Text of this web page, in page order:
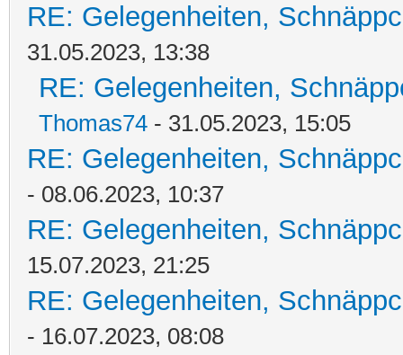
RE: Gelegenheiten,
31.05.2023, 13:38
RE: Gelegenheiten,
Thomas74 - 31.05.2023, 15:05
RE: Gelegenheiten,
- 08.06.2023, 10:37
RE: Gelegenheiten,
15.07.2023, 21:25
RE: Gelegenheiten,
- 16.07.2023, 08:08